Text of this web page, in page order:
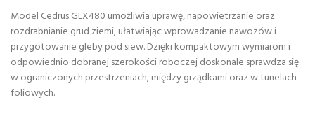
Model Cedrus GLX480 umożliwia uprawę, napowietrzanie oraz
rozdrabnianie grud ziemi, ułatwiając wprowadzanie nawozów i
przygotowanie gleby pod siew. Dzięki kompaktowym wymiarom i
odpowiednio dobranej szerokości roboczej doskonale sprawdza się
w ograniczonych przestrzeniach, między grządkami oraz w tunelach
foliowych.